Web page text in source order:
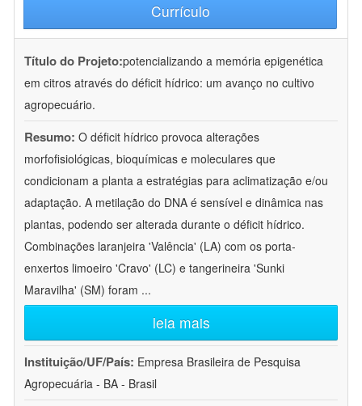
Currículo
Título do Projeto:potencializando a memória epigenética
em citros através do déficit hídrico: um avanço no cultivo
agropecuário.
Resumo: O déficit hídrico provoca alterações
morfofisiológicas, bioquímicas e moleculares que
condicionam a planta a estratégias para aclimatização e/ou
adaptação. A metilação do DNA é sensível e dinâmica nas
plantas, podendo ser alterada durante o déficit hídrico.
Combinações laranjeira 'Valência' (LA) com os porta-
enxertos limoeiro 'Cravo' (LC) e tangerineira 'Sunki
Maravilha' (SM) foram ...
leia mais
Instituição/UF/País: Empresa Brasileira de Pesquisa
Agropecuária - BA - Brasil